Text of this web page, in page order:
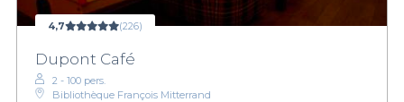
4,7 (226)
Dupont Café
2 - 100 pers.
Bibliothèque François Mitterrand